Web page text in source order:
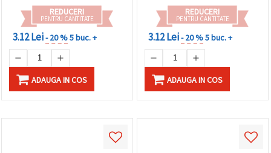
REDUCERI
PENTRU CANTITATE
3.12 Lei- 20 %5 buc. +
ADAUGA IN COS
REDUCERI
PENTRU CANTITATE
3.12 Lei- 20 %5 buc. +
ADAUGA IN COS